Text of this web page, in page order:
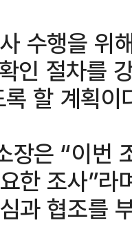
수행을 위
인 절차를
할 계획이
장은 “이번
한 조사”라
과 협조를